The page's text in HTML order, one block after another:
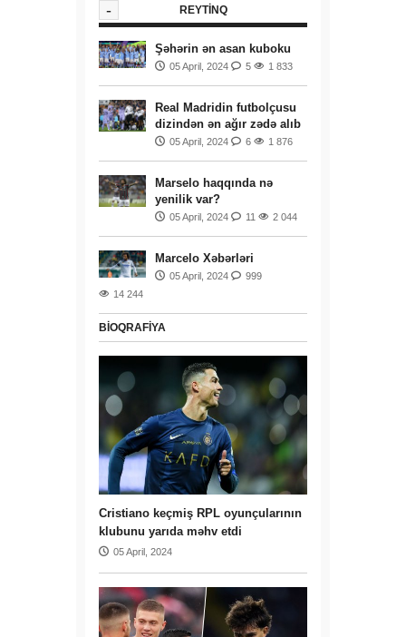
REYTINQ
-
Şəhərin ən asan kuboku
05 April, 2024 5 1 833
Real Madridin futbolçusu
dizindən ən ağır zədə alıb
05 April, 2024 6 1 876
Marselo haqqında nə
yenilik var?
05 April, 2024 11 2 044
Marcelo Xəbərləri
05 April, 2024
999
14 244
BIOQRAFIYA
Cristiano keçmiş RPL oyunçularının
klubunu yarıda məhv etdi
05 April, 2024